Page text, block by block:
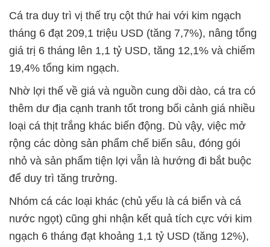
Cá tra duy trì vị thế trụ cột thứ hai với kim ngạch
tháng 6 đạt 209,1 triệu USD (tăng 7,7%), nâng tổng
giá trị 6 tháng lên 1,1 tỷ USD, tăng 12,1% và chiếm
19,4% tổng kim ngạch.
Nhờ lợi thế về giá và nguồn cung dồi dào, cá tra có
thêm dư địa cạnh tranh tốt trong bối cảnh giá nhiều
loại cá thịt trắng khác biến động. Dù vậy, việc mở
rộng các dòng sản phẩm chế biến sâu, đóng gói
nhỏ và sản phẩm tiện lợi vẫn là hướng đi bắt buộc
để duy trì tăng trưởng.
Nhóm cá các loại khác (chủ yếu là cá biển và cá
nước ngọt) cũng ghi nhận kết quả tích cực với kim
ngạch 6 tháng đạt khoảng 1,1 tỷ USD (tăng 12%),